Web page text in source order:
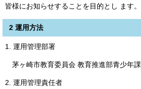
皆様にお知らせすることを目的とし ます。
2 運用方法
1. 運用管理部署
茅ヶ崎市教育委員会 教育推進部青少年課
2. 運用管理責任者